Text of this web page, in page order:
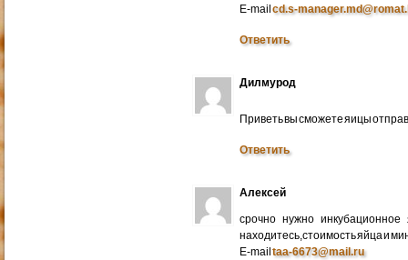
E-mailcd.s-
Ответить
Дилмурод
Приветь вы сможете яицы
Ответить
Алексей
срочно нужно
находитесь,стоимость яйца и
E-mailtaa-6673@mail.ru